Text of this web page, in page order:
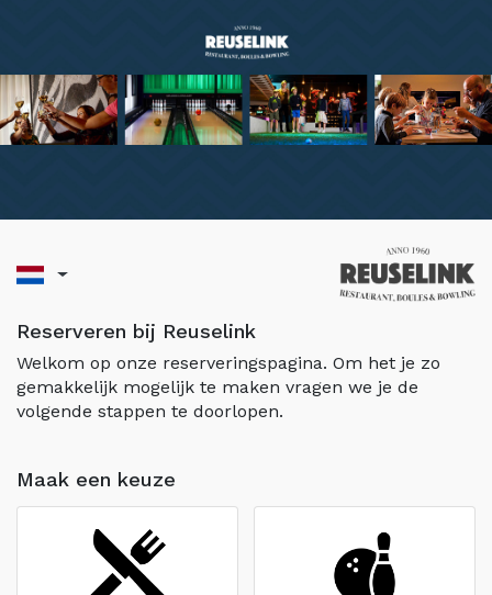
Reserveren bij Reuselink
Welkom op onze reserveringspagina. Om het je zo
gemakkelijk mogelijk te maken vragen we je de
volgende stappen te doorlopen.
Maak een keuze